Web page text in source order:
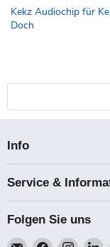
Kekz Audiochip für
Doch
Info
Service &
Folgen Sie uns